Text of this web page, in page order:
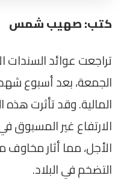
كتب: صهيب شمس
تراجعت عوائد السندات
الجمعة، بعد أسبوع
المالية. وقد تأثرت
الارتفاع غير المسبوق
الأجل، مما أثار
التضخم في البلاد.